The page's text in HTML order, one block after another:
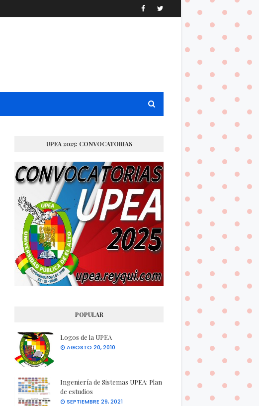
UPEA 2025: CONVOCATORIAS
POPULAR
Logos de la UPEA
AGOSTO 20, 2010
Ingeniería de Sistemas UPEA: Plan
de estudios
SEPTIEMBRE 29, 2021